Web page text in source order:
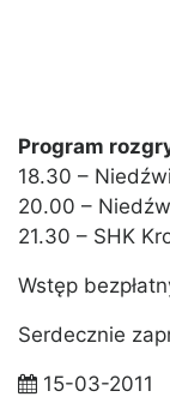
Program
18.30 –
20.00 –
21.30 – SHK
Wstęp
Serdecznie
15-03-2011